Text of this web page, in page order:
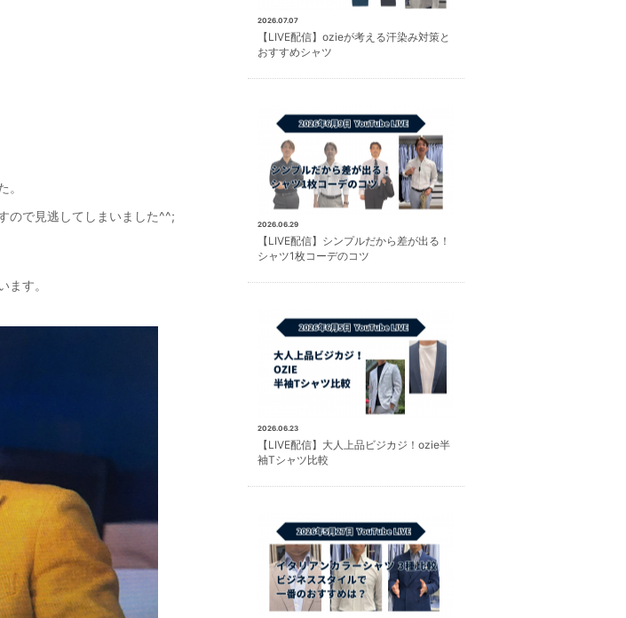
。
ので見逃してしまいました^^;
す。
2026.07.07
【LIVE配信】ozieが考える汗染み対策と
おすすめシャツ
2026.06.29
【LIVE配信】シンプルだから差が出る！
シャツ1枚コーデのコツ
2026.06.23
【LIVE配信】大人上品ビジカジ！ozie半
袖Tシャツ比較